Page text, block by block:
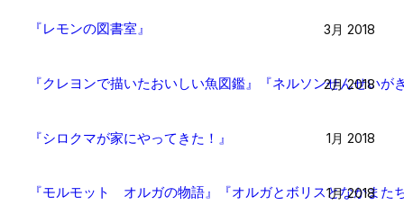
『レモンの図書室』 3月 2018
『クレヨンで描いたおいしい魚図鑑』『ネルソンせんせ
2月 2018
『シロクマが家にやってきた！』 1月 2018
『モルモット オルガの物語』『オルガとボリスとなかま
1月 2018